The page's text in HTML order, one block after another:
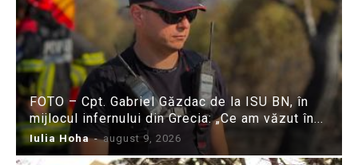
FOTO – Cpt. Gabriel Găzdac de la ISU BN, în
mijlocul infernului din Grecia: „Ce am văzut în...
Iulia Hoha - august 9, 2026